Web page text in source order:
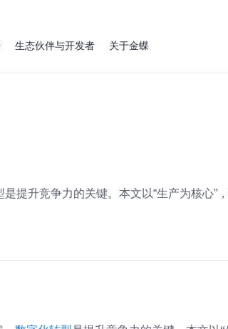
生态伙伴与开发者 关于金蝶
提升竞争力的关键。本文以“生产为核心”